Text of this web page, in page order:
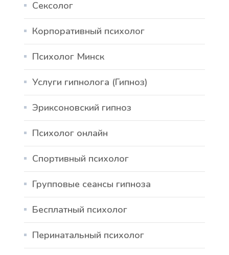
Сексолог
Корпоративный психолог
Психолог Минск
Услуги гипнолога (Гипноз)
Эриксоновский гипноз
Психолог онлайн
Спортивный психолог
Групповые сеансы гипноза
Бесплатный психолог
Перинатальный психолог